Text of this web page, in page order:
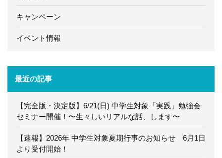
キャンペーン
イベント情報
最近の記事
【完全版・決定版】6/21(日) 中学生対象「実践」勉強会
セミナー開催！〜生々しいリアルな話、します〜
【速報】2026年 中学生対象夏期行事のお知らせ 6月1日
より受付開始！